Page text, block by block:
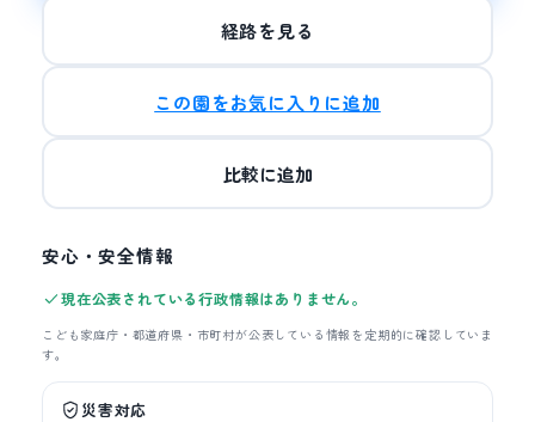
経路を見る
この園をお気に入りに追加
比較に追加
安心・安全情報
現在公表されている行政情報はありません。
こども家庭庁・都道府県・市町村が公表している情報を定期的に確認していま
す。
災害対応